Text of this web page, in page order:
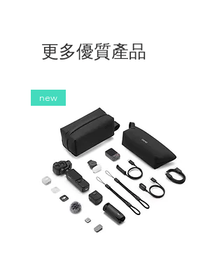
更多優質產品
new